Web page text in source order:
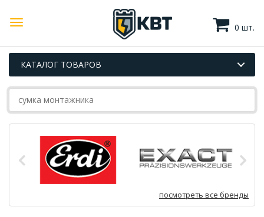
0 шт.
КАТАЛОГ ТОВАРОВ
посмотреть все бренды